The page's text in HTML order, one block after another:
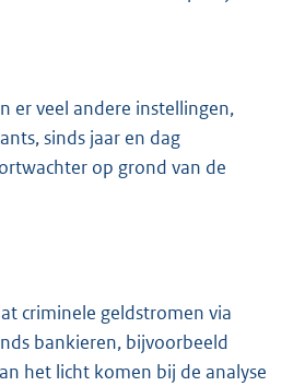
er veel andere instellingen,
sinds jaar en dag
op grond van de
criminele geldstromen via
bankieren, bijvoorbeeld
het licht komen bij de analyse